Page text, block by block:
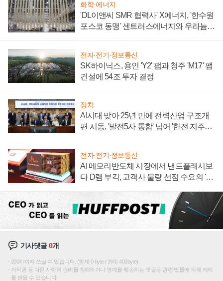
화학·에너지
'DL이앤씨 SMR 협력사' X에너지, '한수원
포스코 동맹' 센트러스에너지와 우라늄
전자·전기·정보통신
SK하이닉스, 용인 'Y2' 팹과 청주 'M17' 팹
건설에 54조 투자 결정
정치
AI시대 맞아 25년 만에 전력산업 구조개
편 시동, '발전5사 통합' 넘어 '한전 지주사'
전자·전기·정보통신
AI 메모리반도체 시장에서 낸드플래시보
다 D램 부각, 고객사 물량 선점 수요의 '우
기사댓글0개
200자까지 쓰실 수 있습니다. (현재 0 byte / 최대 400byte)
저작권 등 다른 사람의 권리를 침해하거나 명예를 훼손하는 댓글은 관련 법률에 의해 제재
를 받을 수 있습니다.